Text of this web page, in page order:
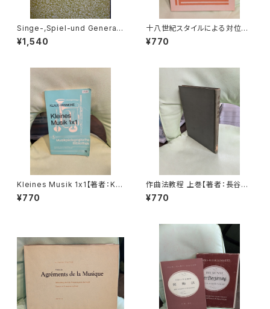
Singe-,Spiel-und General
maß-Übungen 1733-1734
【著：Georg Philipp Telem
¥1,540
十八世紀スタイルによる対位法
【著者：E.クシェネク 訳・編著：
上田昭】出版社：東京コレギウム
¥770
Kleines Musik 1x1【著者：KL
AUS RENNICKE】出版社：Hei
nrichshofen's Verlag 1979
¥770
作曲法教程 上巻【著者：長谷川
良夫】出版社：音楽之友社 1953
年
¥770